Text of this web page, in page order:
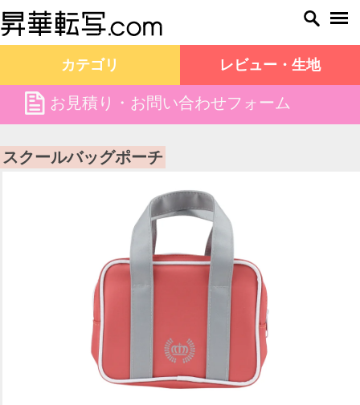
カテゴリ レビュー・生地
file お見積り・お問い合わせフォーム
昇華転写.com TOP 商品一覧 スクールバッグポーチ
スクールバッグポーチ